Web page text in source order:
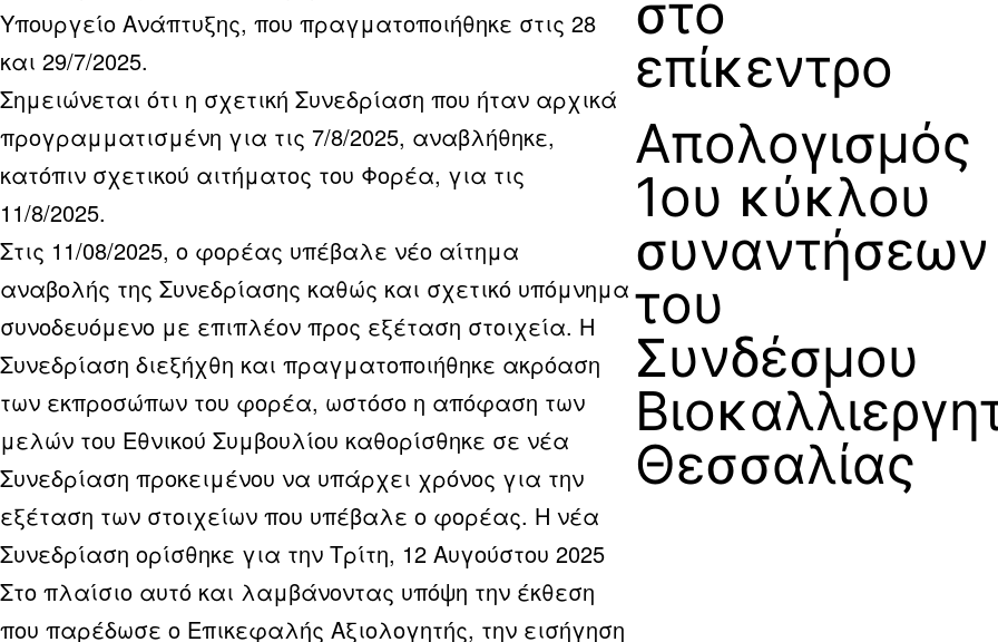
Υπουργείο Ανάπτυξης, που πραγματοποιήθηκε στις 28
και 29/7/2025.
Σημειώνεται ότι η σχετική Συνεδρίαση που ήταν αρχικά
προγραμματισμένη για τις 7/8/2025, αναβλήθηκε,
κατόπιν σχετικού αιτήματος του Φορέα, για τις
11/8/2025.
Στις 11/08/2025, ο φορέας υπέβαλε νέο αίτημα
αναβολής της Συνεδρίασης καθώς και σχετικό υπόμνημα
συνοδευόμενο με επιπλέον προς εξέταση στοιχεία. Η
Συνεδρίαση διεξήχθη και πραγματοποιήθηκε ακρόαση
των εκπροσώπων του φορέα, ωστόσο η απόφαση των
μελών του Εθνικού Συμβουλίου καθορίσθηκε σε νέα
Συνεδρίαση προκειμένου να υπάρχει χρόνος για την
εξέταση των στοιχείων που υπέβαλε ο φορέας. Η νέα
Συνεδρίαση ορίσθηκε για την Τρίτη, 12 Αυγούστου 2025
Στο πλαίσιο αυτό και λαμβάνοντας υπόψη την έκθεση
που παρέδωσε ο Επικεφαλής Αξιολογητής, την εισήγηση
στο
επίκεντρο
Απολογισμός
1ου κύκλου
συναντήσεων
του
Συνδέσμου
Θεσσαλίας